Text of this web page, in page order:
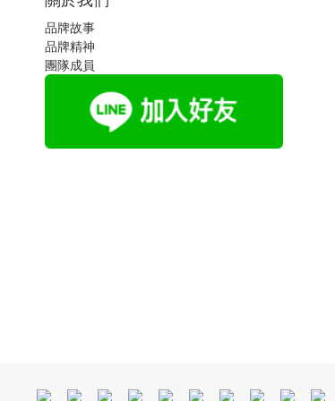
品牌故事
品牌精神
團隊成員